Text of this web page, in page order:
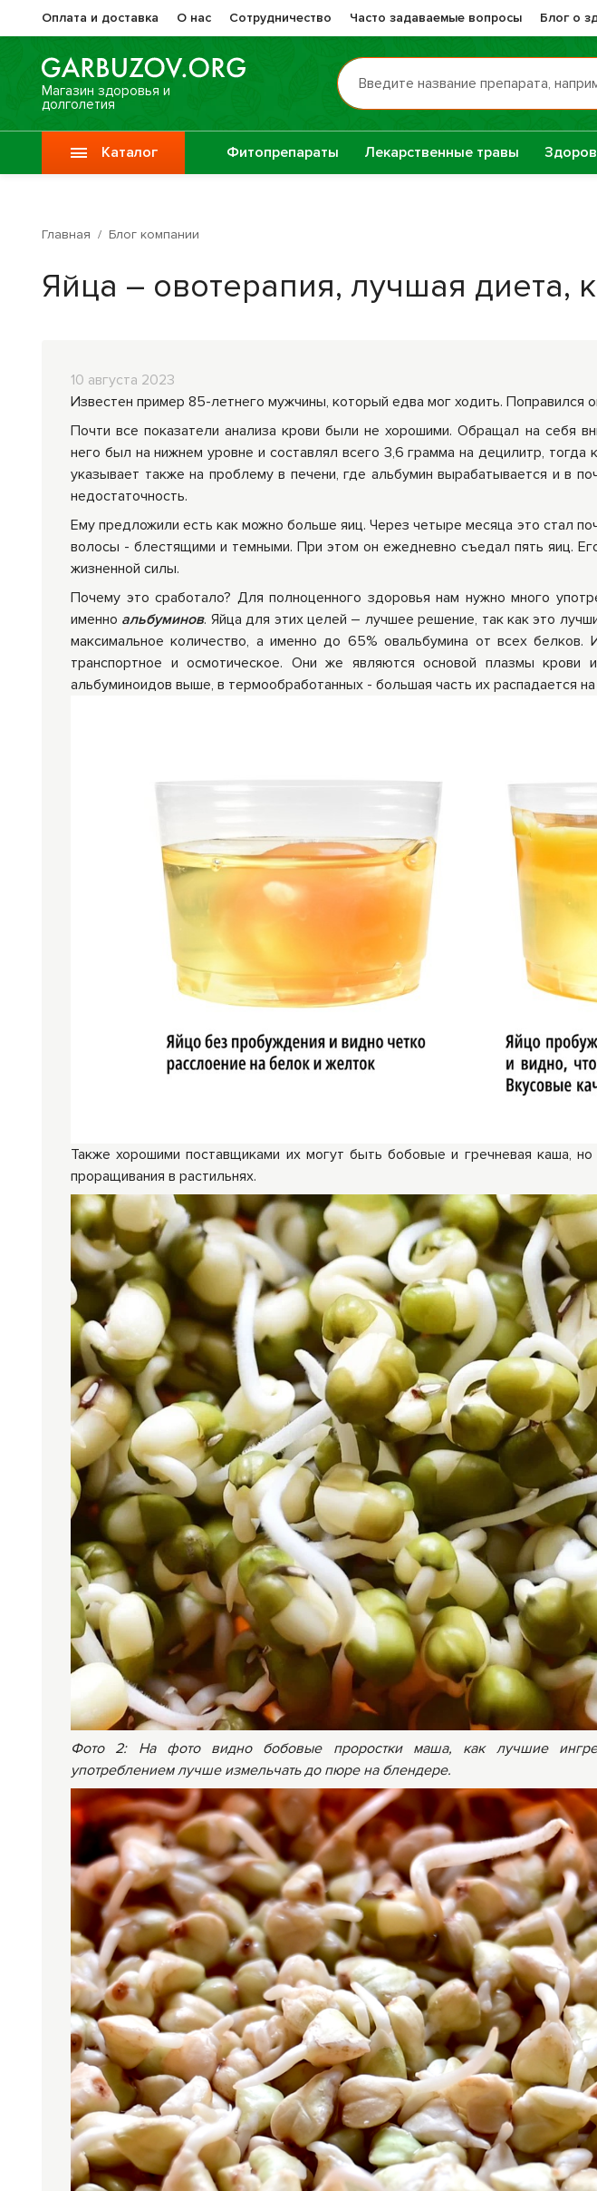
Оплата и доставка О нас Сотрудничество Часто задаваемые вопросы Блог о
Магазин здоровья и
долголетия
Введите название препарата,
Каталог
онкологии
фитопрепараты
Средства личной
гигиены
Приборы
лечебные
Фитопрепараты Лекарственные травы
Главная / Блог компании
Яйца – овотерапия, лучшая диета,
10 августа 2023
Известен пример 85-летнего мужчины, который едва мог ходить. Поправился
Почти все показатели анализа крови были не хорошими. Обращал на себя
него был на нижнем уровне и составлял всего 3,6 грамма на децилитр,
указывает также на проблему в печени, где альбумин вырабатывается и в
недостаточность.
Ему предложили есть как можно больше яиц. Через четыре месяца это стал
волосы - блестящими и темными. При этом он ежедневно съедал пять яиц.
жизненной силы.
Почему это сработало? Для полноценного здоровья нам нужно много
именно альбуминов. Яйца для этих целей – лучшее решение, так как это
максимальное количество, а именно до 65% овальбумина от всех
транспортное и осмотическое. Они же являются основой плазмы крови
альбуминоидов выше, в термообработанных - большая часть их распадается
Также хорошими поставщиками их могут быть бобовые и гречневая каша,
проращивания в растильнях.
Фото 2: На фото видно бобовые проростки маша, как лучшие
употреблением лучше измельчать до пюре на блендере.